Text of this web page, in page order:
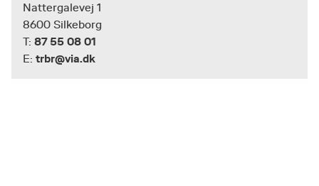
Nattergalevej 1
8600 Silkeborg
T: 87 55 08 01
E: trbr@via.dk